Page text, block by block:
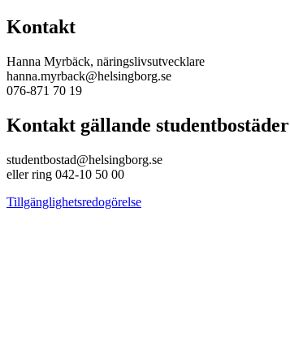
Kontakt
Hanna Myrbäck, näringslivsutvecklare
hanna.myrback@helsingborg.se
076-871 70 19
Kontakt gällande studentbostäder
studentbostad@helsingborg.se
eller ring 042-10 50 00
Tillgänglighetsredogörelse